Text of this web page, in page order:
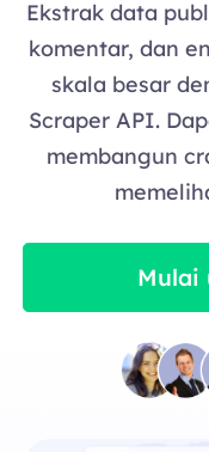
Ekstrak data
komentar, dan
skala besar
Scraper API.
membangun
Mulai